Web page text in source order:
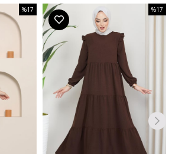
%17
%17İndirim
%17